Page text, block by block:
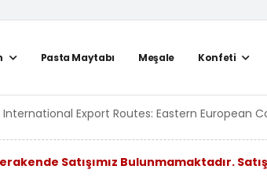
Pasta Maytabı Meşale Konfeti
International Export Routes: Eastern European
Satışımız Bulunmamaktadır.